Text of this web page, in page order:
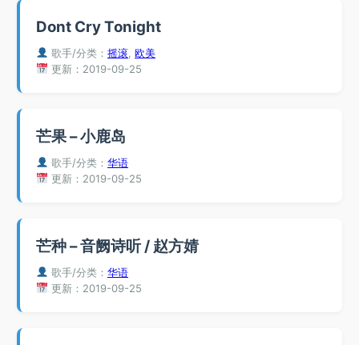
Dont Cry Tonight
歌手/分类：摇滚 ,欧美
更新：2019-09-25
芒果 – 小鹿岛
歌手/分类：华语
更新：2019-09-25
芒种 – 音阙诗听 / 赵方婧
歌手/分类：华语
更新：2019-09-25